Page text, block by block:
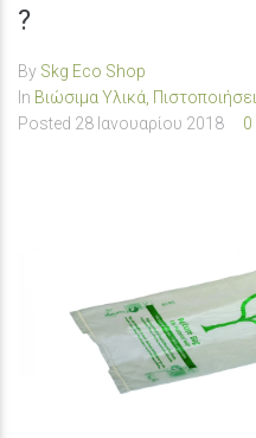
?
By Skg Eco Shop
In Βιώσιμα Υλικά,
Posted 28 Ιανουαρίου 2018